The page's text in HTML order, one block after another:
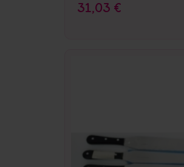
31,03 €